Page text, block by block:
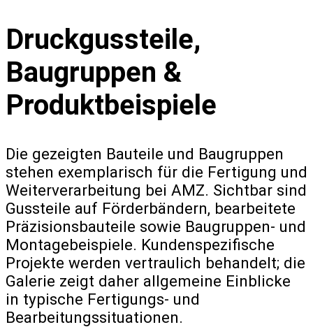
Druckgussteile,
Baugruppen &
Produktbeispiele
Die gezeigten Bauteile und Baugruppen
stehen exemplarisch für die Fertigung und
Weiterverarbeitung bei AMZ. Sichtbar sind
Gussteile auf Förderbändern, bearbeitete
Präzisionsbauteile sowie Baugruppen- und
Montagebeispiele. Kundenspezifische
Projekte werden vertraulich behandelt; die
Galerie zeigt daher allgemeine Einblicke
in typische Fertigungs- und
Bearbeitungssituationen.